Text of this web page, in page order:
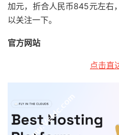
加元，折合人民币845元左右
以关注一下。
官方网站
点击直